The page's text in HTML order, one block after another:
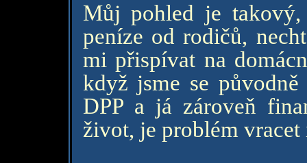
Můj pohled je
peníze od rodičů,
mi přispívat na
když jsme se
DPP a já zároveň
život, je problém vracet